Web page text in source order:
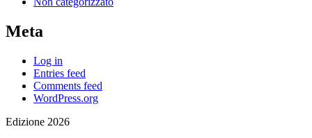
Meta
Log in
Entries feed
Comments feed
WordPress.org
Edizione 2026